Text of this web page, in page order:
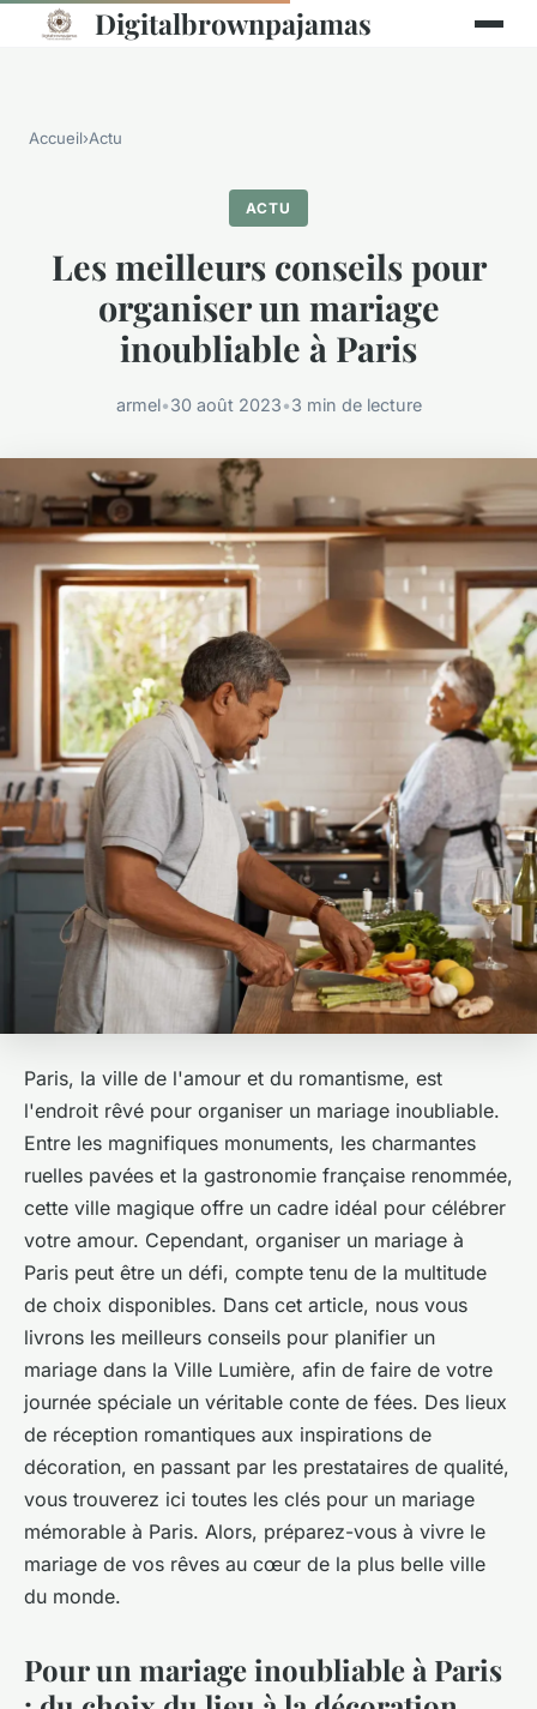
Digitalbrownpajamas
Accueil›Actu
ACTU
Les meilleurs conseils pour
organiser un mariage
inoubliable à Paris
armel•30 août 2023•3 min de lecture
Paris, la ville de l'amour et du romantisme, est
l'endroit rêvé pour organiser un mariage inoubliable.
Entre les magnifiques monuments, les charmantes
ruelles pavées et la gastronomie française renommée,
cette ville magique offre un cadre idéal pour célébrer
votre amour. Cependant, organiser un mariage à
Paris peut être un défi, compte tenu de la multitude
de choix disponibles. Dans cet article, nous vous
livrons les meilleurs conseils pour planifier un
mariage dans la Ville Lumière, afin de faire de votre
journée spéciale un véritable conte de fées. Des lieux
de réception romantiques aux inspirations de
décoration, en passant par les prestataires de qualité,
vous trouverez ici toutes les clés pour un mariage
mémorable à Paris. Alors, préparez-vous à vivre le
mariage de vos rêves au cœur de la plus belle ville
du monde.
Pour un mariage inoubliable à Paris